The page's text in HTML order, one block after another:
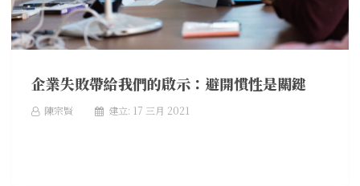
企業失敗帶給我們的啟示：避開慣性是關鍵
陳宗賢 建立: 17 三月 2021